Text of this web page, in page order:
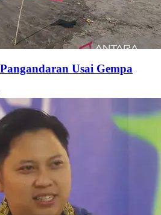
Usai Gempa